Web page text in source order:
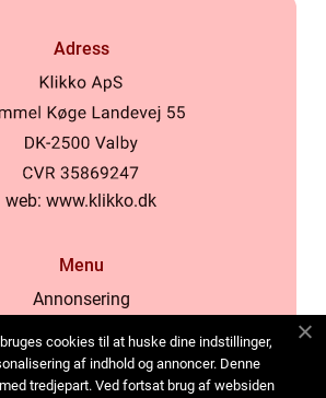
Adress
web: www.klikko.dk
Menu
Annonsering
Cookies
Kontakta oss
cookies til at huske dine indstillinger,
af indhold og annoncer. Denne
tredjepart. Ved fortsat brug af websiden